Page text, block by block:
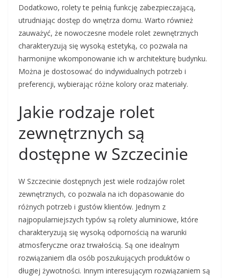
Dodatkowo, rolety te pełnią funkcję zabezpieczającą,
utrudniając dostęp do wnętrza domu. Warto również
zauważyć, że nowoczesne modele rolet zewnętrznych
charakteryzują się wysoką estetyką, co pozwala na
harmonijne wkomponowanie ich w architekturę budynku.
Można je dostosować do indywidualnych potrzeb i
preferencji, wybierając różne kolory oraz materiały.
Jakie rodzaje rolet
zewnętrznych są
dostępne w Szczecinie
W Szczecinie dostępnych jest wiele rodzajów rolet
zewnętrznych, co pozwala na ich dopasowanie do
różnych potrzeb i gustów klientów. Jednym z
najpopularniejszych typów są rolety aluminiowe, które
charakteryzują się wysoką odpornością na warunki
atmosferyczne oraz trwałością. Są one idealnym
rozwiązaniem dla osób poszukujących produktów o
długiej żywotności. Innym interesującym rozwiązaniem są